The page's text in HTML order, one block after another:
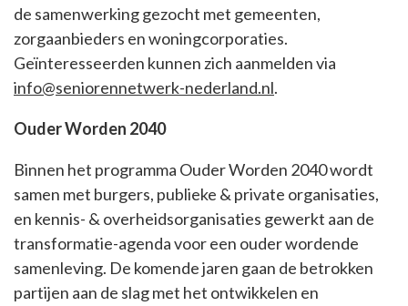
de samenwerking gezocht met gemeenten,
zorgaanbieders en woningcorporaties.
Geïnteresseerden kunnen zich aanmelden via
info@seniorennetwerk-nederland.nl.
Ouder Worden 2040
Binnen het programma Ouder Worden 2040 wordt
samen met burgers, publieke & private organisaties,
en kennis- & overheidsorganisaties gewerkt aan de
transformatie-agenda voor een ouder wordende
samenleving. De komende jaren gaan de betrokken
partijen aan de slag met het ontwikkelen en